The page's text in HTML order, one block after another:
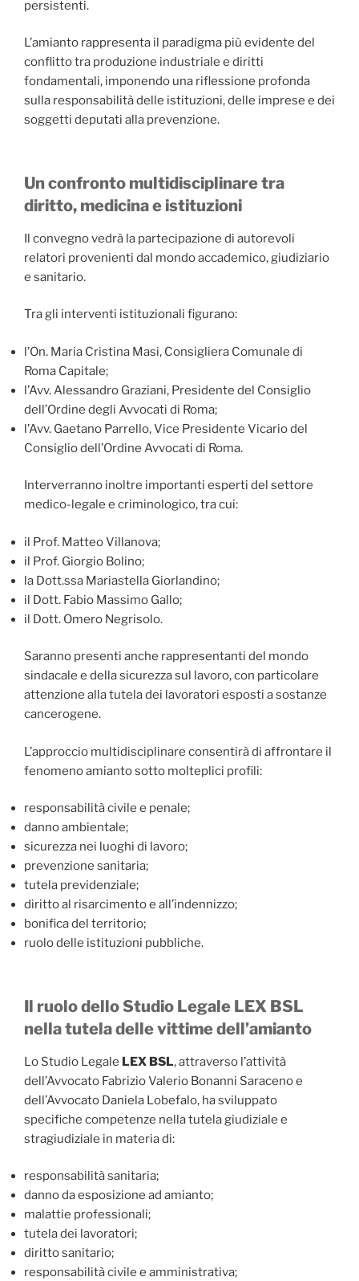
persistenti.
L’amianto rappresenta il paradigma più evidente del
conflitto tra produzione industriale e diritti
fondamentali, imponendo una riflessione profonda
sulla responsabilità delle istituzioni, delle imprese e dei
soggetti deputati alla prevenzione.
Un confronto multidisciplinare tra
diritto, medicina e istituzioni
Il convegno vedrà la partecipazione di autorevoli
relatori provenienti dal mondo accademico, giudiziario
e sanitario.
Tra gli interventi istituzionali figurano:
l’On. Maria Cristina Masi, Consigliera Comunale di
Roma Capitale;
l’Avv. Alessandro Graziani, Presidente del Consiglio
dell’Ordine degli Avvocati di Roma;
l’Avv. Gaetano Parrello, Vice Presidente Vicario del
Consiglio dell’Ordine Avvocati di Roma.
Interverranno inoltre importanti esperti del settore
medico-legale e criminologico, tra cui:
il Prof. Matteo Villanova;
il Prof. Giorgio Bolino;
la Dott.ssa Mariastella Giorlandino;
il Dott. Fabio Massimo Gallo;
il Dott. Omero Negrisolo.
Saranno presenti anche rappresentanti del mondo
sindacale e della sicurezza sul lavoro, con particolare
attenzione alla tutela dei lavoratori esposti a sostanze
cancerogene.
L’approccio multidisciplinare consentirà di affrontare il
fenomeno amianto sotto molteplici profili:
responsabilità civile e penale;
danno ambientale;
sicurezza nei luoghi di lavoro;
prevenzione sanitaria;
tutela previdenziale;
diritto al risarcimento e all’indennizzo;
bonifica del territorio;
ruolo delle istituzioni pubbliche.
Il ruolo dello Studio Legale LEX BSL
nella tutela delle vittime dell’amianto
Lo Studio Legale LEX BSL, attraverso l’attività
dell’Avvocato Fabrizio Valerio Bonanni Saraceno e
dell’Avvocato Daniela Lobefalo, ha sviluppato
specifiche competenze nella tutela giudiziale e
stragiudiziale in materia di:
responsabilità sanitaria;
danno da esposizione ad amianto;
malattie professionali;
tutela dei lavoratori;
diritto sanitario;
responsabilità civile e amministrativa;